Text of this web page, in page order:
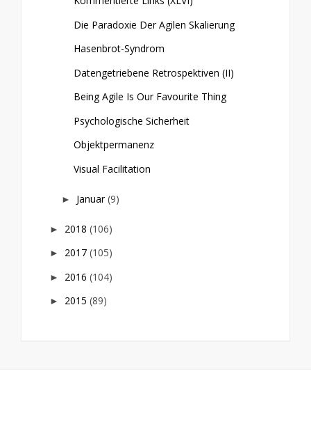
Die Paradoxie Der Agilen Skalierung
Hasenbrot-Syndrom
Datengetriebene Retrospektiven (II)
Being Agile Is Our Favourite Thing
Psychologische Sicherheit
Objektpermanenz
Visual Facilitation
► Januar(9)
► 2018 (106)
► 2017 (105)
► 2016 (104)
► 2015 (89)